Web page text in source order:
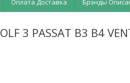
Оплата Доставка Брэнды
3 PASSAT B3 B4